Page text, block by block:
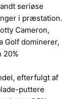
seriøse
i præstation.
Cameron,
Golf dominerer,
20%
efterfulgt af
puttere